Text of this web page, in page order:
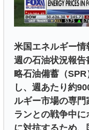
米国エネルギー
週の石油状況報
略石油備蓄（
し、週あたり約
ルギー市場の専門
ランとの戦争中